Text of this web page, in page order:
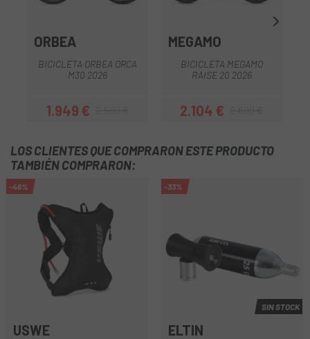
ORBEA
BICICLETA ORBEA ORCA
M30 2026
Precio
1.949 €Precio regular
MEGAMO
BICICLETA MEGAMO
RAISE 20 2026
Precio
2.104 €Precio regular
LOS CLIENTES QUE COMPRARON ESTE PRODUCTO
TAMBIÉN COMPRARON:
-46%
USWE
-33%
SIN STOCK
ELTIN